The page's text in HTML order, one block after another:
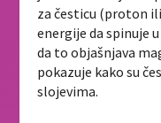
za česticu (proton
energije da spinuje
da to objašnjava
pokazuje kako su
slojevima.